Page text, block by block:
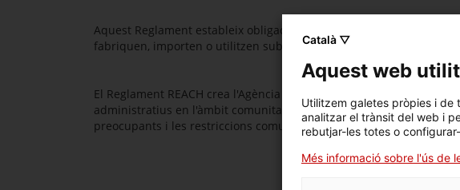
Aquest Reglament estableix obligacions específiques per als
fabriquen, importen o utilitzen substàncies que, en condicions
El Reglament REACH crea l'Agència Europea de Substàncies i
administratius en l'àmbit comunitari. A més, regula els
preocupants i les restriccions comunitàries.
Català ▽
Aquest web
Utilitzem galetes pròpies i de
analitzar el trànsit del web i
rebutjar-les totes o
Més informació sobre l'ús de